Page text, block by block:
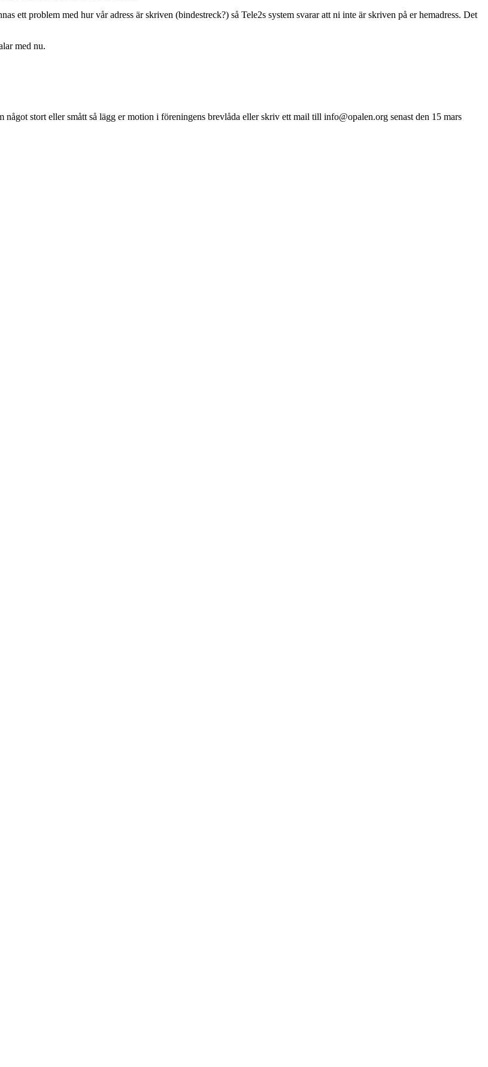
ett problem med hur vår adress är skriven (bindestreck?) så Tele2s system svarar att ni inte är skriven på er hemadress. Det
med nu.
stort eller smått så lägg er motion i föreningens brevlåda eller skriv ett mail till info@opalen.org senast den 15 mars